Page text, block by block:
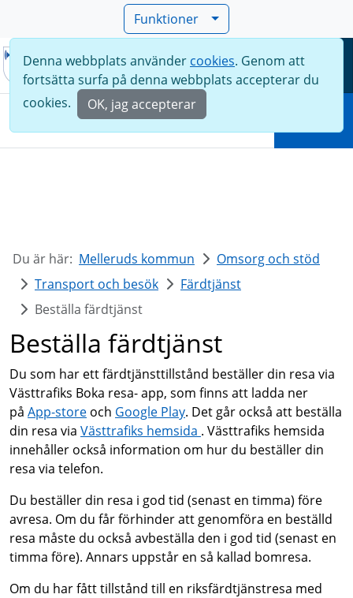
Funktioner
Meny
Denna webbplats använder cookies. Genom att
fortsätta surfa på denna webbplats accepterar du
cookies.
OK, jag accepterar
Du är här: Melleruds kommun
Omsorg och stöd
Transport och besök
Färdtjänst
Beställa färdtjänst
Beställa färdtjänst
Du som har ett färdtjänsttillstånd beställer din resa via
Västtrafiks Boka resa- app, som finns att ladda ner
på App-store och Google Play. Det går också att beställa
din resa via Västtrafiks hemsida . Västtrafiks hemsida
innehåller också information om hur du beställer din
resa via telefon.
Du beställer din resa i god tid (senast en timma) före
avresa. Om du får förhinder att genomföra en beställd
resa måste du också avbeställa den i god tid (senast en
timma före). Annars uppstår en så kallad bomresa.
Om du har fått tillstånd till en riksfärdtjänstresa med